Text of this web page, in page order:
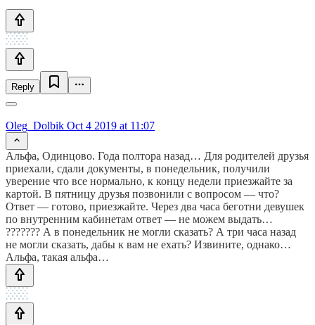
Reply
Oleg_Dolbik Oct 4 2019 at 11:07
Альфа, Одинцово. Года полтора назад… Для родителей друзья
приехали, сдали документы, в понедельник, получили
уверение что все нормально, к концу недели приезжайте за
картой. В пятницу друзья позвонили с вопросом — что?
Ответ — готово, приезжайте. Через два часа беготни девушек
по внутренним кабинетам ответ — не можем выдать…
??????? А в понедельник не могли сказать? А три часа назад
не могли сказать, дабы к вам не ехать? Извините, однако…
Альфа, такая альфа…